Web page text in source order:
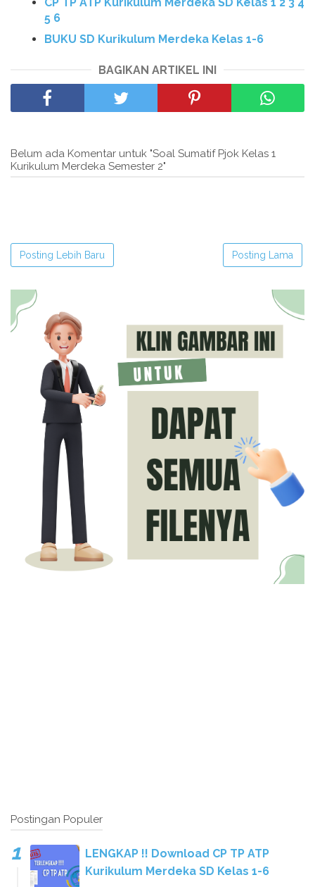
5 6
BUKU SD Kurikulum Merdeka Kelas 1-6
BAGIKAN ARTIKEL INI
Belum ada Komentar untuk "Soal Sumatif Pjok Kelas 1
Kurikulum Merdeka Semester 2"
Posting Lebih Baru Posting Lama
Postingan Populer
LENGKAP !! Download CP TP ATP
Kurikulum Merdeka SD Kelas 1-6